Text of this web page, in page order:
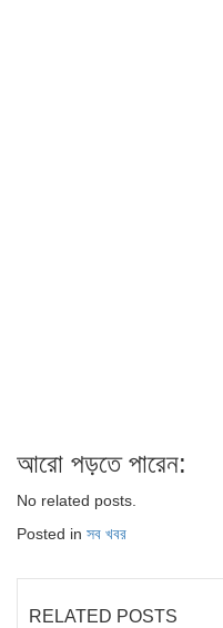
আরো পড়তে পারেন:
No related posts.
Posted in সব খবর
RELATED POSTS